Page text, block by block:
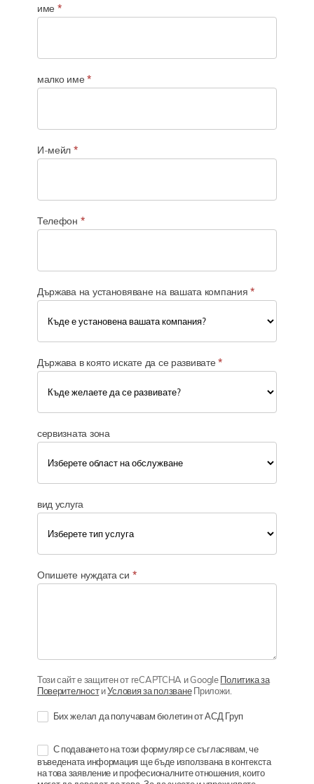
а
ш
с
е
о
р
н
е
й
н
т
име *
малко име*
И-мейл *
Телефон *
Държава на установяване на вашата компания*
Държава в която искате да се развивате*
сервизната зона
вид услуга
Опишете нуждата си *
Този сайт е защитен от reCAPTCHA и GoogleПолитика за
ПоверителностиУсловия за ползванеПриложи.
Бих желал да получавам бюлетин от АСД Груп
С подаването на този формуляр се съгласявам, че
въведената информация ще бъде използвана в контекста
на това заявление и професионалните отношения, които